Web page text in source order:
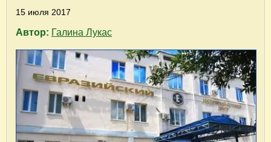
15 июля 2017
Автор: Галина Лукас